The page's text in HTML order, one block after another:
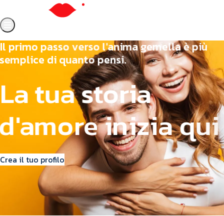
Il primopassoversol'animagemellaèpiù
semplice diquantopensi.
Latuastoria
d'amoreiniziaqui
Crea il tuo profilo